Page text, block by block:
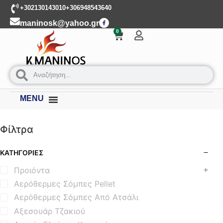
+302130143010+306948543640
maninosk@yahoo.gr
0
MENU
Φίλτρα
ΚΑΤΗΓΟΡΊΕΣ
Προιόντα
Αερόθερμες Σόμπες Pellet
Αερόθερμες Σόμπες Από Ατσάλι
Αξεσουάρ Τζακιού